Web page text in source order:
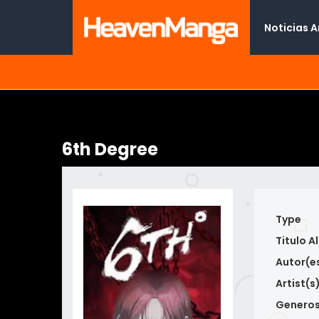
Noticias
6th Degree
Type
Titulo